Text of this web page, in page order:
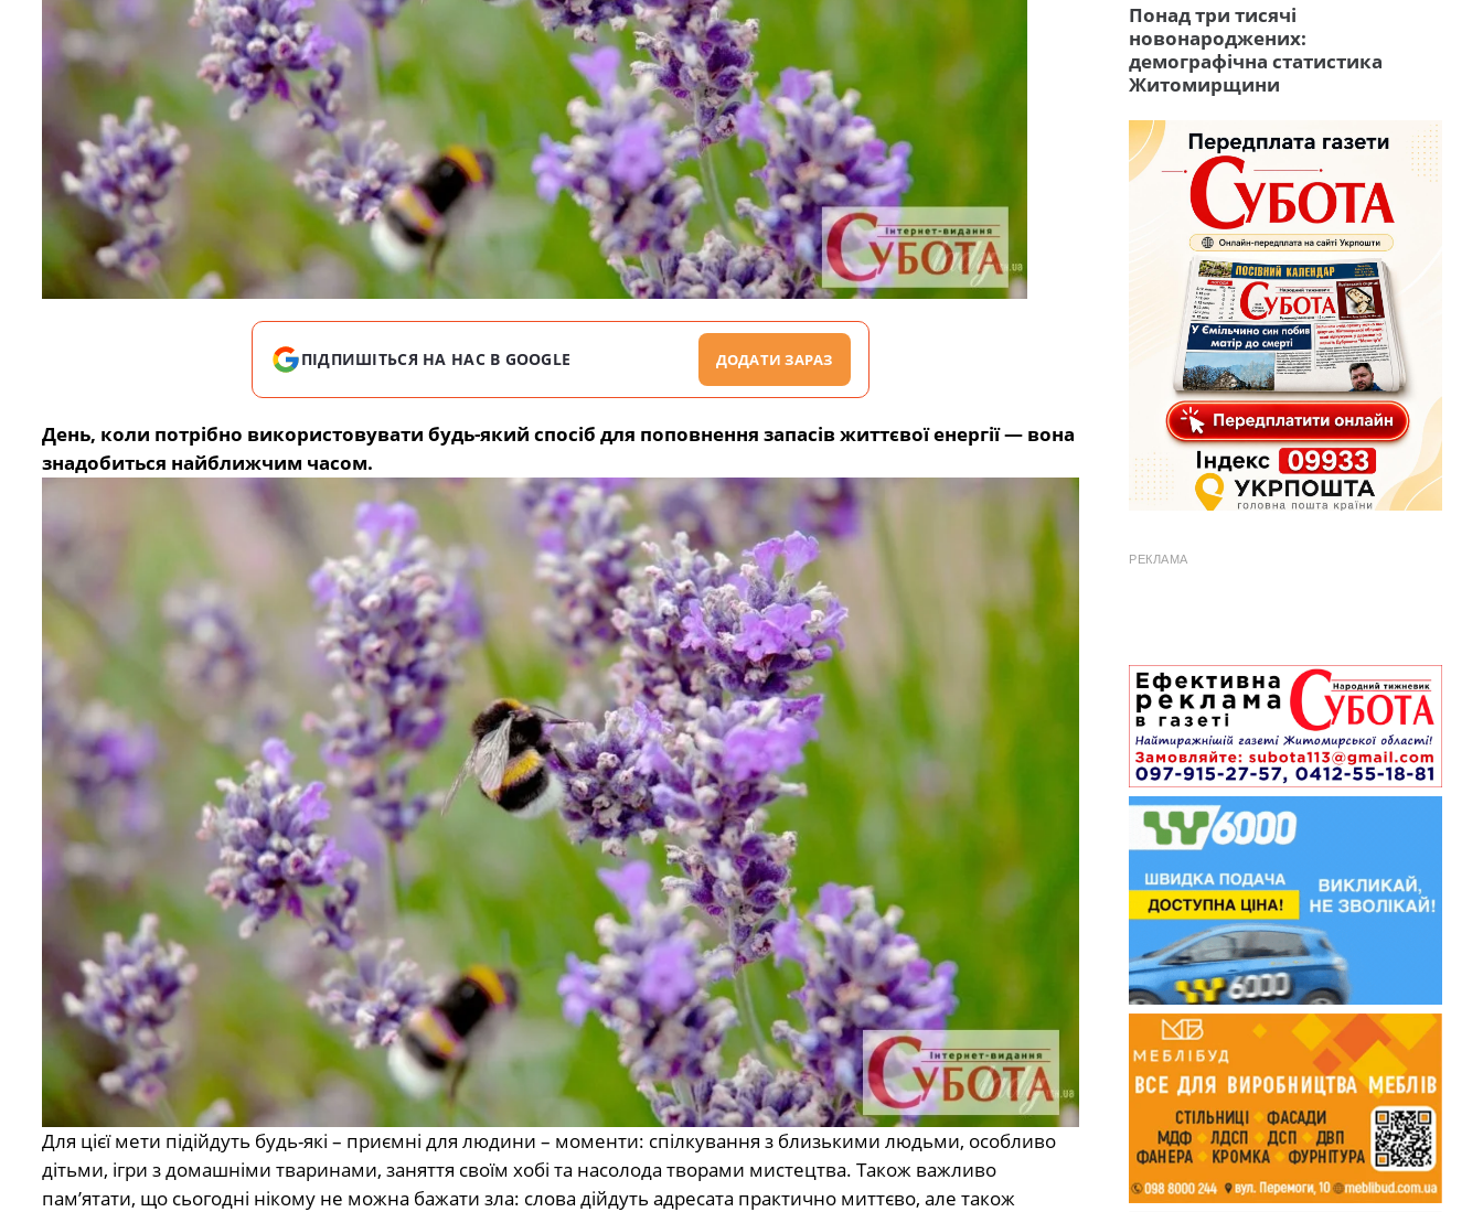
ПІДПИШІТЬСЯ НА НАС В GOOGLE ДОДАТИ ЗАРАЗ
День, коли потрібно використовувати будь-який спосіб для поповнення запасів життєвої енергії — вона
знадобиться найближчим часом.
Для цієї мети підійдуть будь-які – приємні для людини – моменти: спілкування з близькими людьми, особливо
дітьми, ігри з домашніми тваринами, заняття своїм хобі та насолода творами мистецтва. Також важливо
пам’ятати, що сьогодні нікому не можна бажати зла: слова дійдуть адресата практично миттєво, але також
Понад три тисячі
новонароджених:
демографічна статистика
Житомирщини
РЕКЛАМА